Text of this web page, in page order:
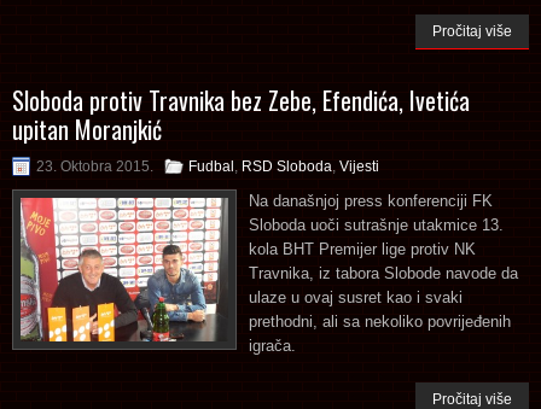
Pročitaj više
Sloboda protiv Travnika bez Zebe, Efendića, Ivetića
upitan Moranjkić
23. Oktobra 2015. Fudbal RSD Sloboda Vijesti
Na današnjoj press konferenciji FK
Sloboda uoči sutrašnje utakmice 13.
kola BHT Premijer lige protiv NK
Travnika, iz tabora Slobode navode da
ulaze u ovaj susret kao i svaki
prethodni, ali sa nekoliko povrijeđenih
igrača.
Pročitaj više